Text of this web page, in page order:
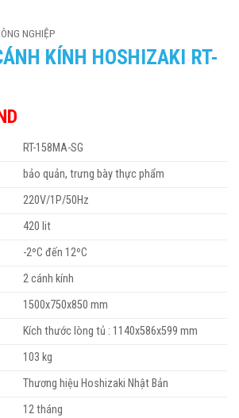
NGHIỆP
KÍNH HOSHIZAKI RT-
RT-158MA-SG
bảo quản, trưng bày thực phẩm
220V/1P/50Hz
420 lit
-2ºC đến 12ºC
2 cánh kính
1500x750x850 mm
Kích thước lòng tủ : 1140x586x599 mm
103 kg
Thương hiệu Hoshizaki Nhật Bản
12 tháng